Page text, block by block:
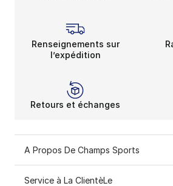
Renseignements sur
l’expédition
Retours et échanges
A Propos De Champs Sports
Service à La ClientèLe